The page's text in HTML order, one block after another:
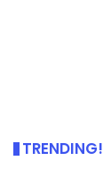
TRENDING!